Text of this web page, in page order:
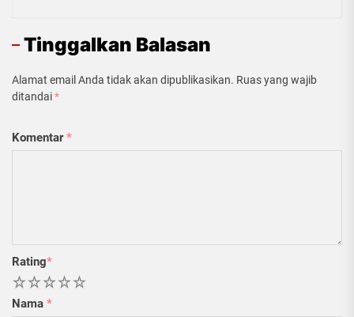
Tinggalkan Balasan
Alamat email Anda tidak akan dipublikasikan. Ruas yang wajib
ditandai*
Komentar*
Rating*
5
4
3
2
Nama *